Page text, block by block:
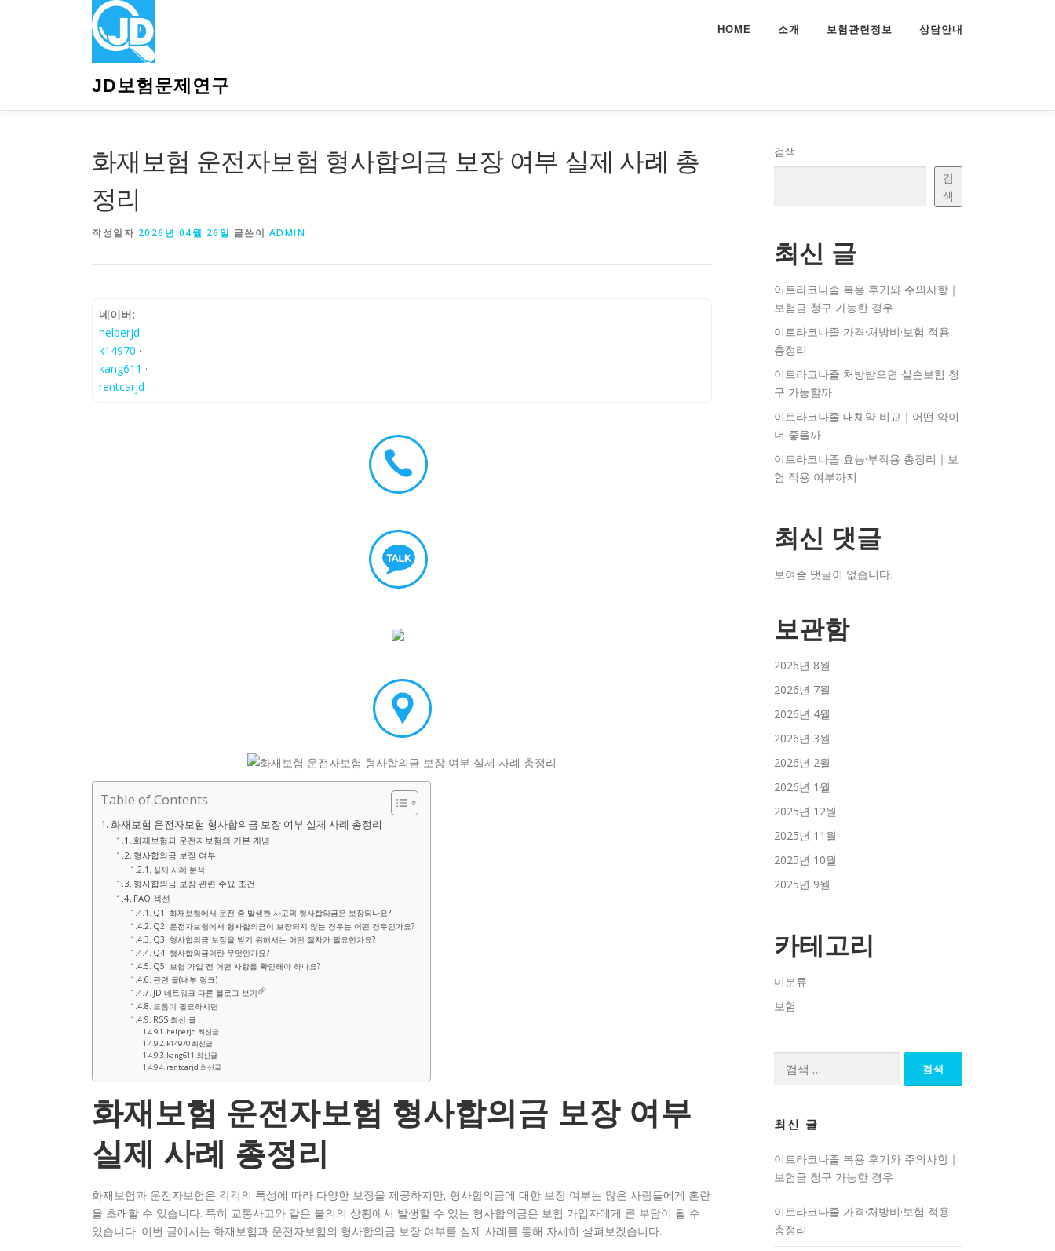
JD보험문제연구
HOME 소개 보험관련정보 상담안내
화재보험 운전자보험 형사합의금 보장 여부 실제 사례 총
정리
작성일자 2026년 04월 26일 글쓴이 ADMIN
네이버:
helperjd ·
k14970 ·
kang611 ·
rentcarjd
Table of Contents
화재보험 운전자보험 형사합의금 보장 여부 실제 사례 총정리
화재보험과 운전자보험의 기본 개념
형사합의금 보장 여부
실제 사례 분석
형사합의금 보장 관련 주요 조건
FAQ 섹션
Q1: 화재보험에서 운전 중 발생한 사고의 형사합의금은 보장되나요?
Q2: 운전자보험에서 형사합의금이 보장되지 않는 경우는 어떤 경우인가요?
Q3: 형사합의금 보장을 받기 위해서는 어떤 절차가 필요한가요?
Q4: 형사합의금이란 무엇인가요?
Q5: 보험 가입 전 어떤 사항을 확인해야 하나요?
관련 글(내부 링크)
JD 네트워크 다른 블로그 보기
도움이 필요하시면
RSS 최신 글
helperjd 최신글
k14970 최신글
kang611 최신글
rentcarjd 최신글
화재보험 운전자보험 형사합의금 보장 여부
실제 사례 총정리
화재보험과 운전자보험은 각각의 특성에 따라 다양한 보장을 제공하지만, 형사합의금에 대한 보장 여부는 많은 사람들에게 혼란
을 초래할 수 있습니다. 특히 교통사고와 같은 불의의 상황에서 발생할 수 있는 형사합의금은 보험 가입자에게 큰 부담이 될 수
있습니다. 이번 글에서는 화재보험과 운전자보험의 형사합의금 보장 여부를 실제 사례를 통해 자세히 살펴보겠습니다.
검색
검
색
최신 글
이트라코나졸 복용 후기와 주의사항｜
보험금 청구 가능한 경우
이트라코나졸 가격·처방비·보험 적용
총정리
이트라코나졸 처방받으면 실손보험 청
구 가능할까
이트라코나졸 대체약 비교｜어떤 약이
더 좋을까
이트라코나졸 효능·부작용 총정리｜보
험 적용 여부까지
최신 댓글
보여줄 댓글이 없습니다.
보관함
2026년 8월
2026년 7월
2026년 4월
2026년 3월
2026년 2월
2026년 1월
2025년 12월
2025년 11월
2025년 10월
2025년 9월
카테고리
미분류
보험
최신 글
이트라코나졸 복용 후기와 주의사항｜
보험금 청구 가능한 경우
이트라코나졸 가격·처방비·보험 적용
총정리